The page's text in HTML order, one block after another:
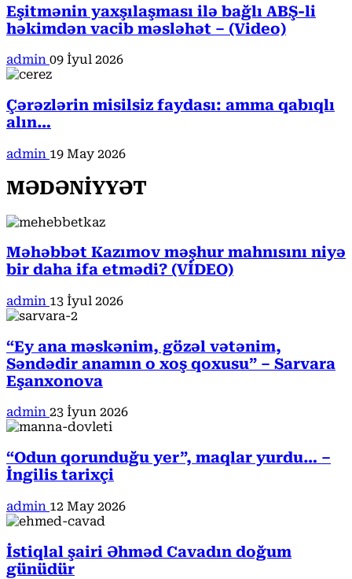
Eşitmənin yaxşılaşması ilə bağlı ABŞ-li
həkimdən vacib məsləhət – (Video)
admin 09 İyul 2026
Çərəzlərin misilsiz faydası: amma qabıqlı
alın…
admin 19 May 2026
MƏDƏNİYYƏT
Məhəbbət Kazımov məşhur mahnısını niyə
bir daha ifa etmədi? (VİDEO)
admin 13 İyul 2026
“Ey ana məskənim, gözəl vətənim,
Səndədir anamın o xoş qoxusu” – Sarvara
Eşanxonova
admin 23 İyun 2026
“Odun qorunduğu yer”, maqlar yurdu… –
İngilis tarixçi
admin 12 May 2026
İstiqlal şairi Əhməd Cavadın doğum
günüdür